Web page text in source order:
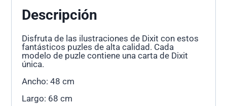
Descripción
Disfruta de las ilustraciones de Dixit con estos
fantásticos puzles de alta calidad. Cada
modelo de puzle contiene una carta de Dixit
única.
Ancho: 48 cm
Largo: 68 cm